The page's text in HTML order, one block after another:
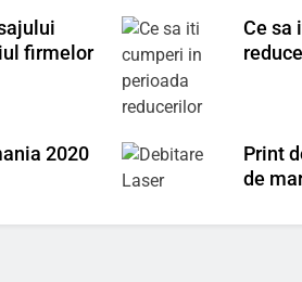
firmelor
Ce sa
2020
Print
de